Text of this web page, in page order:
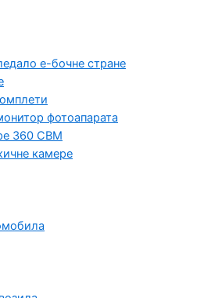
е-бочне стране
фотоапарата
360 СВМ
камере